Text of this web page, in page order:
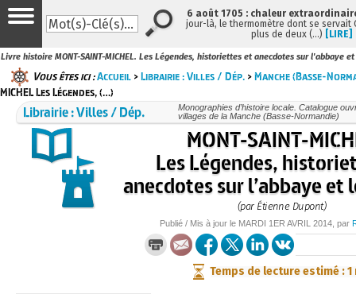
Livre histoire MONT-SAINT-MICHEL. Les Légendes, historiettes et anecdotes sur l'abbaye
Vous êtes ici :Accueil >Librairie : Villes / Dép. >Manche (Basse-
MICHEL Les Légendes, (…)
Librairie : Villes / Dép.
Monographies d’histoire locale. Catalogue
villages de la Manche (Basse-Normandie)
MONT-SAINT-
Les Légendes,
anecdotes sur l’abbaye et
(par Étienne Dupont)
Publié / Mis à jour le MARDI 1ER AVRIL 2014 , par
Temps de lecture estimé : 1
6 août 1705 : chaleur
jour-là, le thermomètre dont se servait
plus de deux (…) [LIRE]